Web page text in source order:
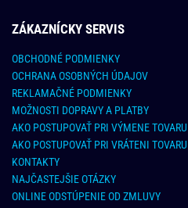
ZÁKAZNÍCKY SERVIS
OBCHODNÉ PODMIENKY
OCHRANA OSOBNÝCH ÚDAJOV
REKLAMAČNÉ PODMIENKY
MOŽNOSTI DOPRAVY A PLATBY
AKO POSTUPOVAŤ PRI VÝMENE TOVARU
AKO POSTUPOVAŤ PRI VRÁTENI TOVARU
KONTAKTY
NAJČASTEJŠIE OTÁZKY
ONLINE ODSTÚPENIE OD ZMLUVY